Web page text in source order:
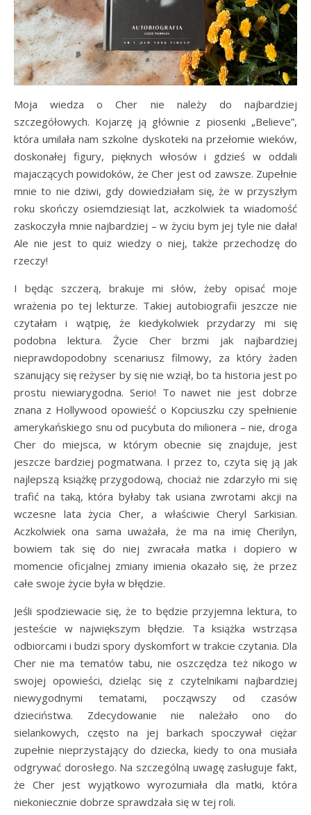
Moja wiedza o Cher nie należy do najbardziej
szczegółowych. Kojarzę ją głównie z piosenki „Believe”,
która umilała nam szkolne dyskoteki na przełomie wieków,
doskonałej figury, pięknych włosów i gdzieś w oddali
majaczących powidoków, że Cher jest od zawsze. Zupełnie
mnie to nie dziwi, gdy dowiedziałam się, że w przyszłym
roku skończy osiemdziesiąt lat, aczkolwiek ta wiadomość
zaskoczyła mnie najbardziej – w życiu bym jej tyle nie dała!
Ale nie jest to quiz wiedzy o niej, także przechodzę do
rzeczy!
I będąc szczerą, brakuje mi słów, żeby opisać moje
wrażenia po tej lekturze. Takiej autobiografii jeszcze nie
czytałam i wątpię, że kiedykolwiek przydarzy mi się
podobna lektura. Życie Cher brzmi jak najbardziej
nieprawdopodobny scenariusz filmowy, za który żaden
szanujący się reżyser by się nie wziął, bo ta historia jest po
prostu niewiarygodna. Serio! To nawet nie jest dobrze
znana z Hollywood opowieść o Kopciuszku czy spełnienie
amerykańskiego snu od pucybuta do milionera – nie, droga
Cher do miejsca, w którym obecnie się znajduje, jest
jeszcze bardziej pogmatwana. I przez to, czyta się ją jak
najlepszą książkę przygodową, chociaż nie zdarzyło mi się
trafić na taką, która byłaby tak usiana zwrotami akcji na
wczesne lata życia Cher, a właściwie Cheryl Sarkisian.
Aczkolwiek ona sama uważała, że ma na imię Cherilyn,
bowiem tak się do niej zwracała matka i dopiero w
momencie oficjalnej zmiany imienia okazało się, że przez
całe swoje życie była w błędzie.
Jeśli spodziewacie się, że to będzie przyjemna lektura, to
jesteście w największym błędzie. Ta książka wstrząsa
odbiorcami i budzi spory dyskomfort w trakcie czytania. Dla
Cher nie ma tematów tabu, nie oszczędza też nikogo w
swojej opowieści, dzieląc się z czytelnikami najbardziej
niewygodnymi tematami, począwszy od czasów
dzieciństwa. Zdecydowanie nie należało ono do
sielankowych, często na jej barkach spoczywał ciężar
zupełnie nieprzystający do dziecka, kiedy to ona musiała
odgrywać dorosłego. Na szczególną uwagę zasługuje fakt,
że Cher jest wyjątkowo wyrozumiała dla matki, która
niekoniecznie dobrze sprawdzała się w tej roli.